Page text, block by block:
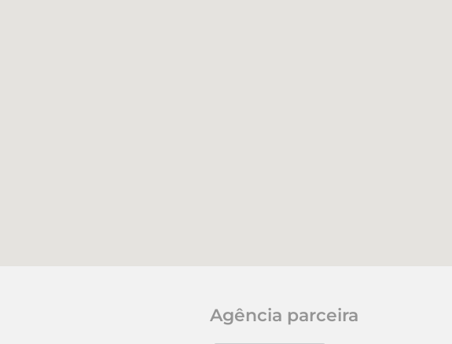
Agência parceira